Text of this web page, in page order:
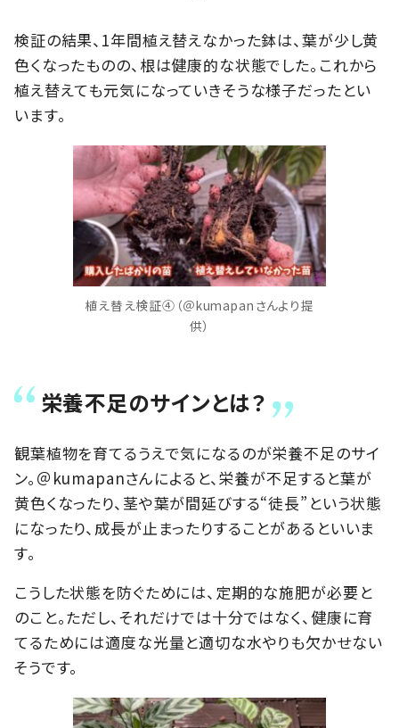
検証の結果、1年間植え替えなかった鉢は、葉が少し黄
色くなったものの、根は健康的な状態でした。これから
植え替えても元気になっていきそうな様子だったとい
います。
植え替え検証④（＠kumapanさんより提
供）
栄養不足のサインとは？
観葉植物を育てるうえで気になるのが栄養不足のサイ
ン。＠kumapanさんによると、栄養が不足すると葉が
黄色くなったり、茎や葉が間延びする“徒長”という状態
になったり、成長が止まったりすることがあるといいま
す。
こうした状態を防ぐためには、定期的な施肥が必要と
のこと。ただし、それだけでは十分ではなく、健康に育
てるためには適度な光量と適切な水やりも欠かせない
そうです。